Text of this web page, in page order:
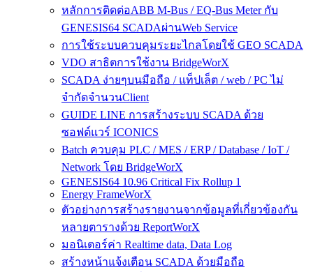
หลักการติดต่อABB M-Bus / EQ-Bus Meter กับ
GENESIS64 SCADAผ่านWeb Service
การใช้ระบบควบคุมระยะไกลโดยใช้ GEO SCADA
VDO สาธิตการใช้งาน BridgeWorX
SCADA ง่ายๆบนมือถือ / แท็ปเล็ต / web / PC ไม่
จำกัดจำนวนClient
GUIDE LINE การสร้างระบบ SCADA ด้วย
ซอฟต์แวร์ ICONICS
Batch ควบคุม PLC / MES / ERP / Database / IoT /
Network โดย BridgeWorX
GENESIS64 10.96 Critical Fix Rollup 1
Energy FrameWorX
ตัวอย่างการสร้างรายงานจากข้อมูลที่เกี่ยวข้องกัน
หลายตารางด้วย ReportWorX
มอนิเตอร์ค่า Realtime data, Data Log
สร้างหน้าแจ้งเตือน SCADA ด้วยมือถือ